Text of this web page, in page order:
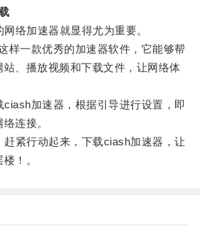
加速器就显得尤为重要。
一款优秀的加速器软件，它能够帮
、播放视频和下载文件，让网络体
加速器，根据引导进行设置，即
连接。
紧行动起来，下载ciash加速器，让
！。